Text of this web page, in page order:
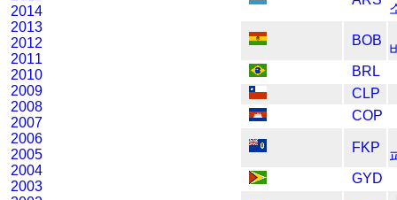
2014
2013
2012
2011
2010
2009
2008
2007
2006
2005
2004
2003
BOB
BRL
CLP
COP
FKP
GYD